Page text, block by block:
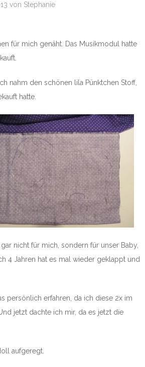
von Stephanie
für mich genäht. Das Musikmodul hatte
nahm den schönen lila Pünktchen Stoff,
hatte.
nicht für mich, sondern für unser Baby,
4 Jahren hat es mal wieder geklappt und
persönlich erfahren, da ich diese 2x im
jetzt dachte ich mir, da es jetzt die
aufgeregt.